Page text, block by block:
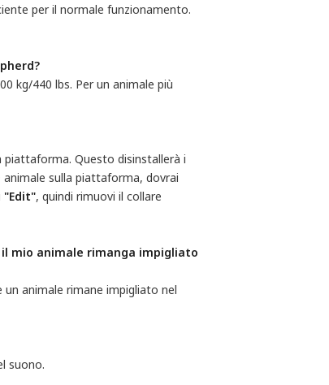
per il normale funzionamento.
kg/440 lbs. Per un animale più
piattaforma. Questo disinstallerà i
sulla piattaforma, dovrai
"Edit", quindi rimuovi il collare
mio animale rimanga impigliato
animale rimane impigliato nel
suono.